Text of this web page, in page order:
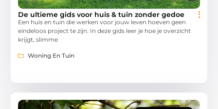
De ultieme gids voor huis & tuin zonder gedoe
Een huis en tuin die werken voor jouw leven hoeven geen
eindeloos project te zijn. In deze gids leer je hoe je overzicht
krijgt, slimme
Woning En Tuin